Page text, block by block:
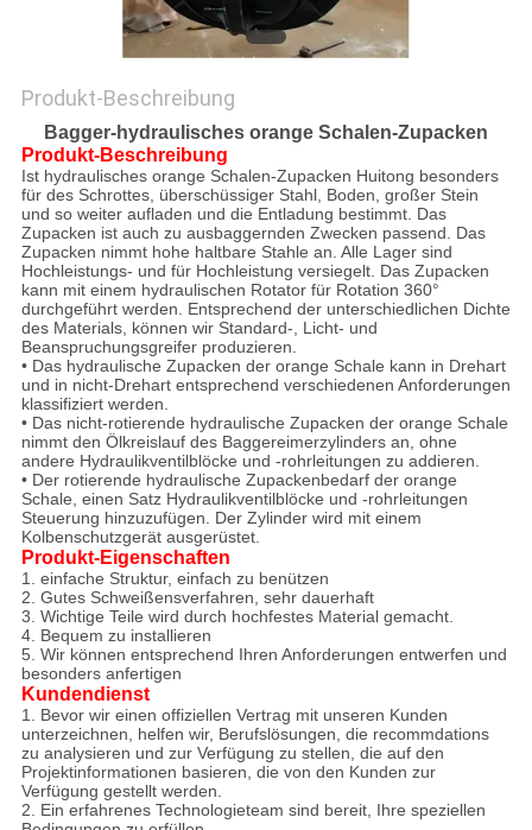
Produkt-Beschreibung
Bagger-hydraulisches orange Schalen-Zupacken
Produkt-Beschreibung
Ist hydraulisches orange Schalen-Zupacken Huitong besonders
für des Schrottes, überschüssiger Stahl, Boden, großer Stein
und so weiter aufladen und die Entladung bestimmt. Das
Zupacken ist auch zu ausbaggernden Zwecken passend. Das
Zupacken nimmt hohe haltbare Stahle an. Alle Lager sind
Hochleistungs- und für Hochleistung versiegelt. Das Zupacken
kann mit einem hydraulischen Rotator für Rotation 360°
durchgeführt werden. Entsprechend der unterschiedlichen Dichte
des Materials, können wir Standard-, Licht- und
Beanspruchungsgreifer produzieren.
• Das hydraulische Zupacken der orange Schale kann in Drehart
und in nicht-Drehart entsprechend verschiedenen Anforderungen
klassifiziert werden.
• Das nicht-rotierende hydraulische Zupacken der orange Schale
nimmt den Ölkreislauf des Baggereimerzylinders an, ohne
andere Hydraulikventilblöcke und -rohrleitungen zu addieren.
• Der rotierende hydraulische Zupackenbedarf der orange
Schale, einen Satz Hydraulikventilblöcke und -rohrleitungen
Steuerung hinzuzufügen. Der Zylinder wird mit einem
Kolbenschutzgerät ausgerüstet.
Produkt-Eigenschaften
1. einfache Struktur, einfach zu benützen
2. Gutes Schweißensverfahren, sehr dauerhaft
3. Wichtige Teile wird durch hochfestes Material gemacht.
4. Bequem zu installieren
5. Wir können entsprechend Ihren Anforderungen entwerfen und
besonders anfertigen
Kundendienst
1. Bevor wir einen offiziellen Vertrag mit unseren Kunden
unterzeichnen, helfen wir, Berufslösungen, die recommdations
zu analysieren und zur Verfügung zu stellen, die auf den
Projektinformationen basieren, die von den Kunden zur
Verfügung gestellt werden.
2. Ein erfahrenes Technologieteam sind bereit, Ihre speziellen